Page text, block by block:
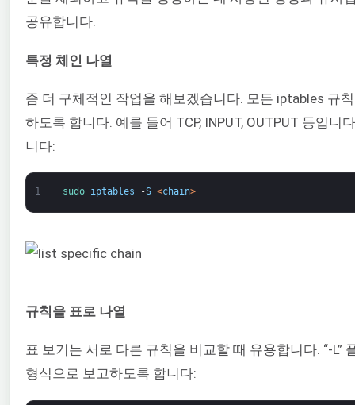
공유합니다.
특정 체인 나열
좀 더 구체적인 작업을 해보겠습니다. 모든 iptables 규
하도록 합니다. 예를 들어 TCP, INPUT, OUTPUT 등입
니다:
1 sudo iptables -S <chain>
규칙을 표로 나열
표 보기는 서로 다른 규칙을 비교할 때 유용합니다. “-
형식으로 보고하도록 합니다: